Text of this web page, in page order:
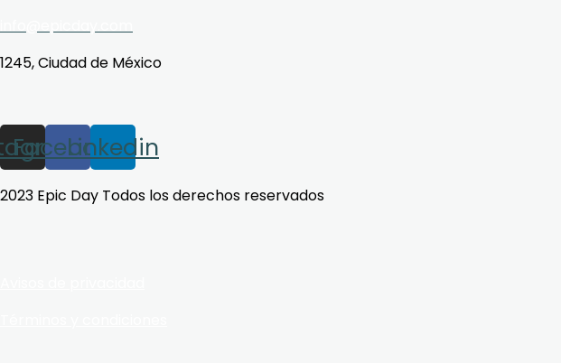
1245, Ciudad de México
Facebook
Linkedin
2023 Epic Day Todos los derechos reservados